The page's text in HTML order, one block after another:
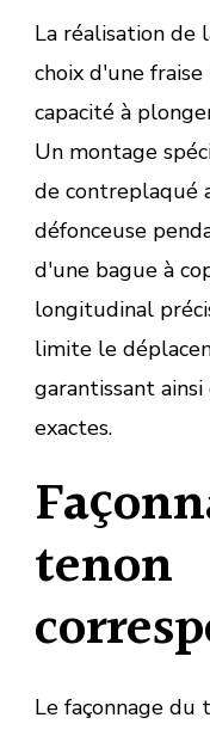
La réalisation de
choix d'une
capacité à
Un montage
de contreplaqué
défonceuse
d'une bague à
longitudinal
limite le
garantissant
exactes.
tenon
Le façonnage du